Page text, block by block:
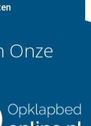
Onze